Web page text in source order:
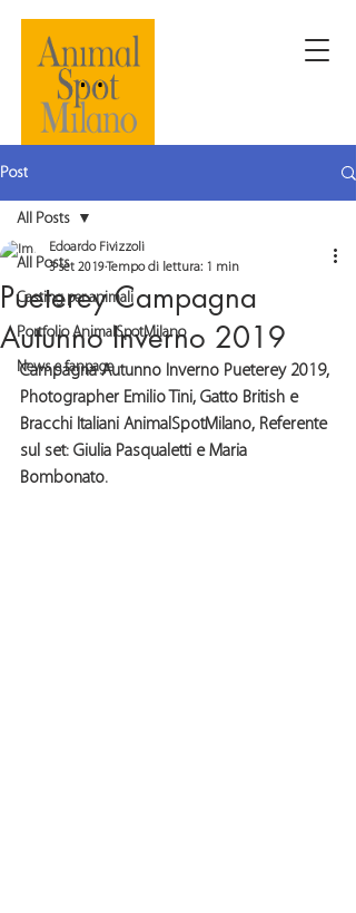
Post
All Posts
Casting per animali
Portfolio AnimalSpotMilano
News e fanpage
All Posts
Pueterey Campagna
Autunno Inverno 2019
Edoardo Fivizzoli
3 set 2019Tempo di lettura: 1 min
Campagna Autunno Inverno Pueterey 2019,
Photographer Emilio Tini, Gatto British e
Bracchi Italiani AnimalSpotMilano, Referente
sul set: Giulia Pasqualetti e Maria
Bombonato.